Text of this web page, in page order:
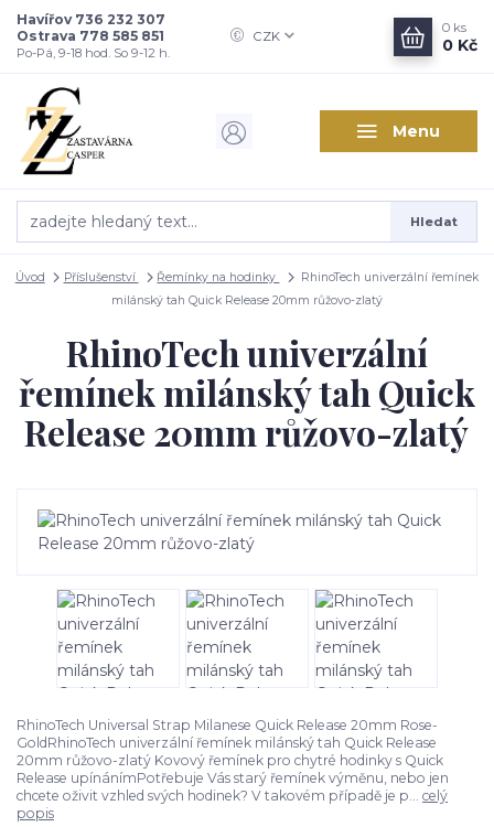
Menu
CZK
Hledat
Havířov 736 232 307
Ostrava 778 585 851
Po-Pá, 9-18 hod. So 9-12 h.
0 ks
0 Kč
Úvod Příslušenství Řemínky na hodinky
RhinoTech univerzální řemínek
milánský tah Quick Release 20mm růžovo-zlatý
RhinoTech univerzální
řemínek milánský tah Quick
Release 20mm růžovo-zlatý
RhinoTech Universal Strap Milanese Quick Release 20mm Rose-
GoldRhinoTech univerzální řemínek milánský tah Quick Release
20mm růžovo-zlatý Kovový řemínek pro chytré hodinky s Quick
Release upínánímPotřebuje Vás starý řemínek výměnu, nebo jen
chcete oživit vzhled svých hodinek? V takovém případě je p... celý
popis